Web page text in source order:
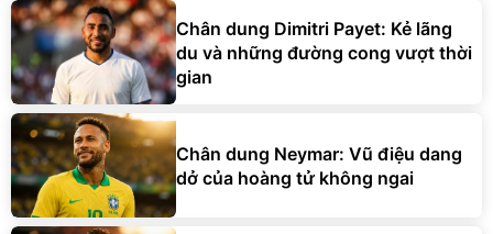
Chân dung Dimitri Payet: Kẻ lãng
du và những đường cong vượt thời
gian
Chân dung Neymar: Vũ điệu dang
dở của hoàng tử không ngai